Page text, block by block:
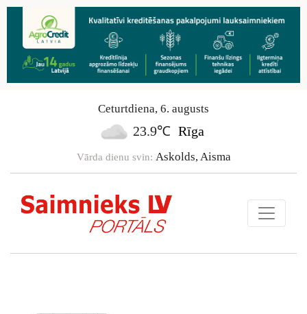
Ceturtdiena, 6. augusts
23.9℃ Rīga
Vārda dienu svin: Askolds, Aisma